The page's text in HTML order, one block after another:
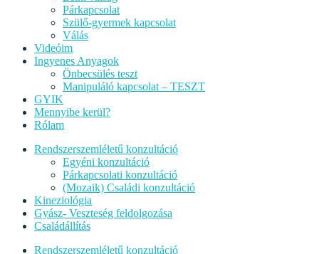
Párkapcsolat
Szülő-gyermek kapcsolat
Válás
Videóim
Ingyenes Anyagok
Önbecsülés teszt
Manipuláló kapcsolat – TESZT
GYIK
Mennyibe kerül?
Rólam
Rendszerszemléletű konzultáció
Egyéni konzultáció
Párkapcsolati konzultáció
(Mozaik) Családi konzultáció
Kineziológia
Gyász- Veszteség feldolgozása
Családállítás
Rendszerszemléletű konzultáció